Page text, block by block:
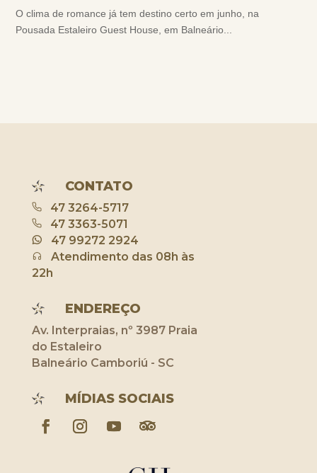
O clima de romance já tem destino certo em junho, na
Pousada Estaleiro Guest House, em Balneário...
CONTATO
47 3264-5717
47 3363-5071
47 99272 2924
Atendimento das 08h às
22h
ENDEREÇO
Av. Interpraias, nº 3987 Praia
do Estaleiro
Balneário Camboriú - SC
MÍDIAS SOCIAIS